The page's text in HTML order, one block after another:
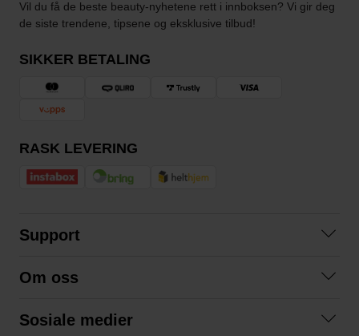
Vil du få de beste beauty-nyhetene rett i innboksen? Vi gir deg
de siste trendene, tipsene og eksklusive tilbud!
SIKKER BETALING
RASK LEVERING
Support
Kjøpsvilkår
Om oss
Sosiale medier